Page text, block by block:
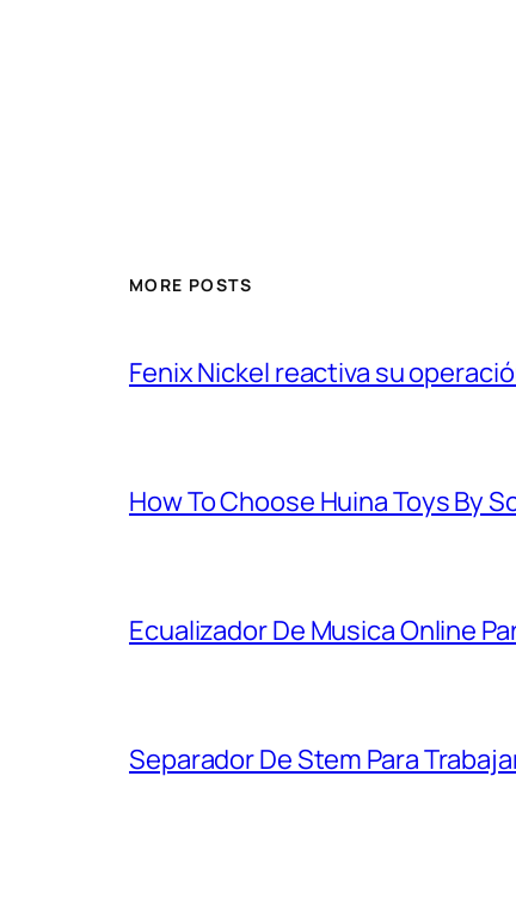
MORE POSTS
Fenix Nickel reactiva su
How To Choose Huina Toys By
Ecualizador De Musica Online
Separador De Stem Para